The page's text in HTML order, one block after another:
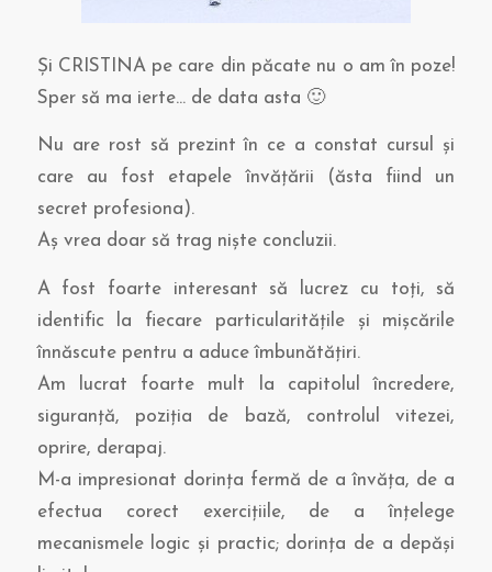
Şi CRISTINA pe care din păcate nu o am în poze!
Sper să ma ierte… de data asta 🙂
Nu are rost să prezint în ce a constat cursul şi
care au fost etapele învăţării (ăsta fiind un
secret profesiona).
Aş vrea doar să trag nişte concluzii.
A fost foarte interesant să lucrez cu toţi, să
identific la fiecare particularităţile şi mişcările
înnăscute pentru a aduce îmbunătăţiri.
Am lucrat foarte mult la capitolul încredere,
siguranţă, poziţia de bază, controlul vitezei,
oprire, derapaj.
M-a impresionat dorinţa fermă de a învăţa, de a
efectua corect exerciţiile, de a înţelege
mecanismele logic şi practic; dorinţa de a depăşi